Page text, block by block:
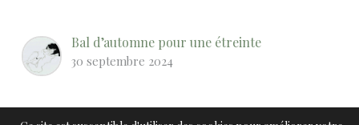
Bal d’automne pour une étreinte
30 septembre 2024